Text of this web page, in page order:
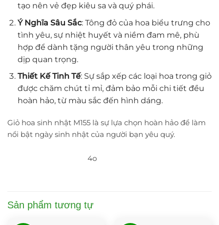
tạo nên vẻ đẹp kiêu sa và quý phái.
Ý Nghĩa Sâu Sắc: Tông đỏ của hoa biểu trưng cho
tình yêu, sự nhiệt huyết và niềm đam mê, phù
hợp để dành tặng người thân yêu trong những
dịp quan trọng.
Thiết Kế Tinh Tế: Sự sắp xếp các loại hoa trong giỏ
được chăm chút tỉ mỉ, đảm bảo mỗi chi tiết đều
hoàn hảo, từ màu sắc đến hình dáng.
Giỏ hoa sinh nhật M155 là sự lựa chọn hoàn hảo để làm
nổi bật ngày sinh nhật của người bạn yêu quý.
4o
Sản phẩm tương tự